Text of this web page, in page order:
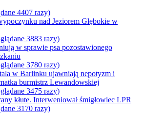
4407 razy)
nad Jeziorem Głębokie w
3883 razy)
w sprawie psa pozostawionego
3780 razy)
w Barlinku ujawniają nepotyzm i
burmistrz Lewandowskiej
3475 razy)
kłute. Interweniował śmigłowiec LPR
3170 razy)